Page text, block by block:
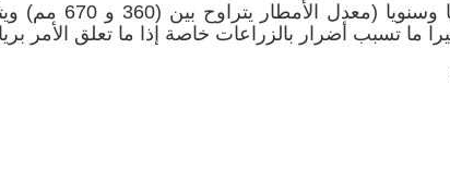
يتميز مناخ الجهة بأمطار
ما تسبب أضرار بالزراعات خاصة إذا ما تعلق الأمر